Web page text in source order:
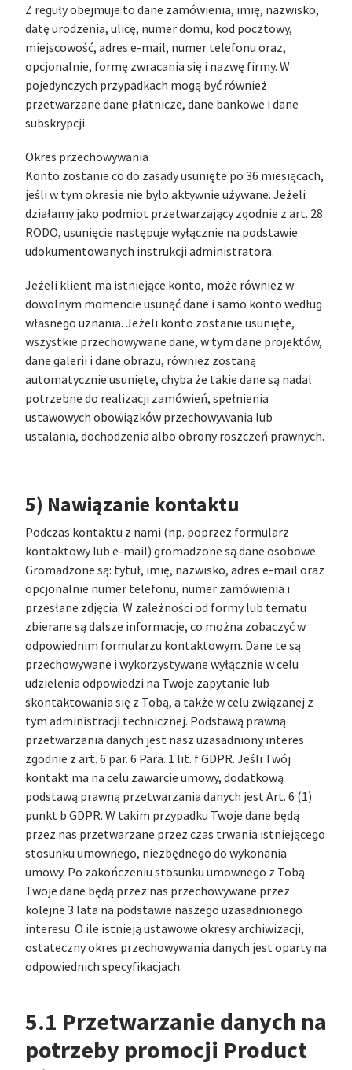
Z reguły obejmuje to dane zamówienia, imię, nazwisko,
datę urodzenia, ulicę, numer domu, kod pocztowy,
miejscowość, adres e-mail, numer telefonu oraz,
opcjonalnie, formę zwracania się i nazwę firmy. W
pojedynczych przypadkach mogą być również
przetwarzane dane płatnicze, dane bankowe i dane
subskrypcji.
Okres przechowywania
Konto zostanie co do zasady usunięte po 36 miesiącach,
jeśli w tym okresie nie było aktywnie używane. Jeżeli
działamy jako podmiot przetwarzający zgodnie z art. 28
RODO, usunięcie następuje wyłącznie na podstawie
udokumentowanych instrukcji administratora.
Jeżeli klient ma istniejące konto, może również w
dowolnym momencie usunąć dane i samo konto według
własnego uznania. Jeżeli konto zostanie usunięte,
wszystkie przechowywane dane, w tym dane projektów,
dane galerii i dane obrazu, również zostaną
automatycznie usunięte, chyba że takie dane są nadal
potrzebne do realizacji zamówień, spełnienia
ustawowych obowiązków przechowywania lub
ustalania, dochodzenia albo obrony roszczeń prawnych.
5) Nawiązanie kontaktu
Podczas kontaktu z nami (np. poprzez formularz
kontaktowy lub e-mail) gromadzone są dane osobowe.
Gromadzone są: tytuł, imię, nazwisko, adres e-mail oraz
opcjonalnie numer telefonu, numer zamówienia i
przesłane zdjęcia. W zależności od formy lub tematu
zbierane są dalsze informacje, co można zobaczyć w
odpowiednim formularzu kontaktowym. Dane te są
przechowywane i wykorzystywane wyłącznie w celu
udzielenia odpowiedzi na Twoje zapytanie lub
skontaktowania się z Tobą, a także w celu związanej z
tym administracji technicznej. Podstawą prawną
przetwarzania danych jest nasz uzasadniony interes
zgodnie z art. 6 par. 6 Para. 1 lit. f GDPR. Jeśli Twój
kontakt ma na celu zawarcie umowy, dodatkową
podstawą prawną przetwarzania danych jest Art. 6 (1)
punkt b GDPR. W takim przypadku Twoje dane będą
przez nas przetwarzane przez czas trwania istniejącego
stosunku umownego, niezbędnego do wykonania
umowy. Po zakończeniu stosunku umownego z Tobą
Twoje dane będą przez nas przechowywane przez
kolejne 3 lata na podstawie naszego uzasadnionego
interesu. O ile istnieją ustawowe okresy archiwizacji,
ostateczny okres przechowywania danych jest oparty na
odpowiednich specyfikacjach.
5.1 Przetwarzanie danych na
potrzeby promocji Product